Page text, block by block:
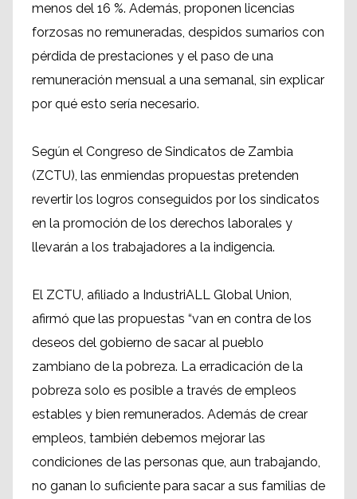
menos del 16 %. Además, proponen licencias
forzosas no remuneradas, despidos sumarios con
pérdida de prestaciones y el paso de una
remuneración mensual a una semanal, sin explicar
por qué esto sería necesario.
Según el Congreso de Sindicatos de Zambia
(ZCTU), las enmiendas propuestas pretenden
revertir los logros conseguidos por los sindicatos
en la promoción de los derechos laborales y
llevarán a los trabajadores a la indigencia.
El ZCTU, afiliado a IndustriALL Global Union,
afirmó que las propuestas “van en contra de los
deseos del gobierno de sacar al pueblo
zambiano de la pobreza. La erradicación de la
pobreza solo es posible a través de empleos
estables y bien remunerados. Además de crear
empleos, también debemos mejorar las
condiciones de las personas que, aun trabajando,
no ganan lo suficiente para sacar a sus familias de